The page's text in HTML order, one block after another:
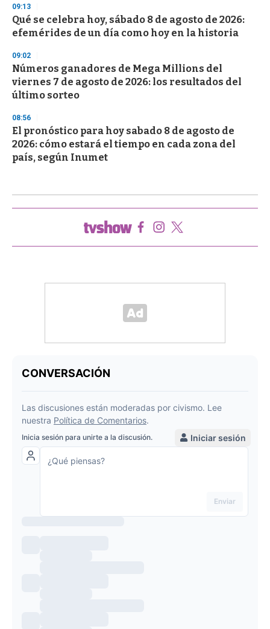
09:13
Qué se celebra hoy, sábado 8 de agosto de 2026:
efemérides de un día como hoy en la historia
09:02
Números ganadores de Mega Millions del
viernes 7 de agosto de 2026: los resultados del
último sorteo
08:56
El pronóstico para hoy sabado 8 de agosto de
2026: cómo estará el tiempo en cada zona del
país, según Inumet